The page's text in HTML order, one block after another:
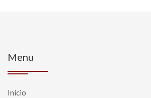
Menu
Início